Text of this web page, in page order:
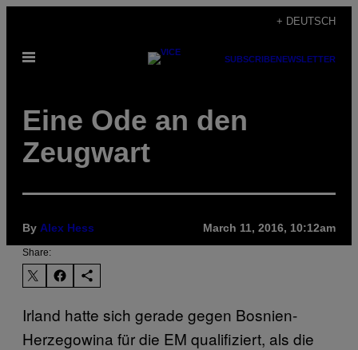
content
+ DEUTSCH
Open
SUBSCRIBENEWSLETTER
Eine Ode an den
Zeugwart
By Alex Hess March 11, 2016, 10:12am
Share:
Irland hatte sich gerade gegen Bosnien-
Herzegowina für die EM qualifiziert, als die